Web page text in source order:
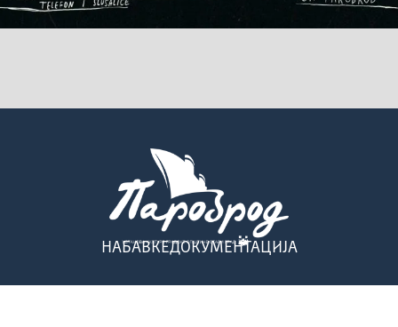
НАБАВКЕДОКУМЕНТАЦИЈА